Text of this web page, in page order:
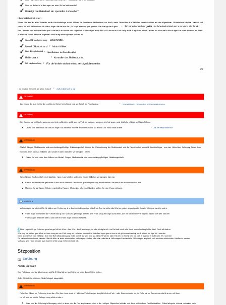
Motor Kühler.
ÿ
Reifendruck
Motorkühlmittelstand
ÿ
Vorsichtsmaßnahmen und ob die richtigen Betriebsmittel, Flüssigkeiten und geeigneten Werkzeuge verfügbar
sind, werden von entsprechend qualifizierten Fachkräften durchgeführt. Volkswagen empfiehlt, sich an einen Volkswagen Vertragshändler oder einen autorisierten Volkswagen Servicebetrieb zu wenden.
Waschflüssigkeitsstand
Fahrzeugbeleuchtung
Bremsflüssigkeitsstand
27
Stellen Sie sicher, dass die folgenden Punkte regelmäßig überprüft werden:
Spezifikationen der Bremsflüssigkeit.
Was sind die Anforderungen an eine Sicherheitsweste?
Waschmittel.
ÿ
Überprüft beim Laden
ÿ
Sicherheitsvorkehrungen für das Arbeiten im Haubenraum. Habe alle Arbeit
Benötigt das Reiseland ein spezielles Ladekabel?
Kontrolle des Reifendrucks.
ÿ
Für die Verkehrssicherheit notwendige Scheinwerfer:
Führen Sie niemals selbst Arbeiten an der Hochvoltanlage durch! Führen Sie Arbeiten im Haubenraum nur durch, wenn Sie mit den erforderlichen Arbeitsschritten und den allgemeinen Sicherheitsvorschriften vertraut sind
Einführung
Alkohol, Drogen, Medikamente und verschreibungspflichtige Betäubungsmittel können die Wahrnehmung, die Reaktionszeit und die Fahrsicherheit erheblich beeinträchtigen, was zum Verlust des Fahrzeugs führen kann
Volkswagen empfiehlt die Verwendung von Volkswagen Originalteilen bzw. Volkswagen Originalzubehör, die Sie bei einem Vertragshändler erwerben können
Lesen und beachten Sie die wichtigen Sicherheitshinweise zum Beifahrer-Frontairbag
ÿ
ÿ
BEACHTEN
Informationen zum Lampenwechsel
Lesen und beachten Sie die wichtigen Sicherheitshinweise zum Hochvoltsystem und zur Hochvoltbatterie
Beachten Sie stets die geltenden Fahrvorschriften und Geschwindigkeitsbegrenzungen und denken Sie beim Fahren vorausschauend.
Für weitere Informationen wenden Sie sich bitte an einen autorisierten Volkswagen-Händler oder eine autorisierte Volkswagen-Servicestelle. Volkswagen empfiehlt, sich an einen autorisierten Händler zu wenden
Unfall und wenn die Airbags ausgelöst werden.
GEFAHR
WARNUNG
Wartungsarbeiten gemäß den Anweisungen von Volkswagen. Unter extremen Betriebsbedingungen müssen möglicherweise einige Arbeiten durchgeführt werden
WARNUNG
Sicherheitshinweise zur Verwendung von Kinderrückhaltesystemen.
Kontrolle. Dies kann zu Unfällen und schweren oder tödlichen Verletzungen führen.
Volkswagen-Händler oder autorisierter Volkswagen Servicebetrieb.
Machen Sie auf langen Fahrten regelmäßig Pausen. Mindestens alle zwei Stunden sollten Sie eine Pause einlegen.
Volkswagen-Händler oder autorisierter Volkswagen Servicebetrieb.
Das Fahrzeug verfügt über insgesamt fünf Sitzplätze: zwei Sitze vorne und drei Sitze hinten.
Bevor sich das Fahrzeug in Bewegung setzt, müssen sich alle Fahrzeuginsassen stets in der richtigen Sitzposition befinden und diese während der Fahrt beibehalten. Sicherheitsgurte müssen vorhanden sein
GEFAHR
WARNUNG
Die Spannung im Hochspannungsnetz ist gefährlich und kann zu Verbrennungen, anderen Verletzungen und tödlichen Stromschlägen führen.
Wenn Sie den Straßenverkehr nicht beachten, kann es zu Unfällen und schweren oder tödlichen Verletzungen kommen.
Der nächste Service ist fällig. Extreme Betriebsbedingungen können häufiges „Stop-and-Go“-Fahren oder Fahren in Bereichen mit viel Staub in der Luft sein. Für weitere
Volkswagen haftet nicht für Schäden am Fahrzeug, die durch minderwertigen Kraftstoff, unzureichende Wartung oder ungeeignete Ersatzteile verursacht werden.
Falsches Sitzen im Fahrzeug kann das Risiko schwerer oder tödlicher Verletzungen bei plötzlichen Fahr- oder Bremsmanövern, im Falle eines Zusammenstoßes usw. erhöhen
Außenbeleuchtung.
Sicherheitshinweise.
ÿ
Fahren Sie nicht unter dem Einfluss von Alkohol, Drogen, Medikamenten oder verschreibungspflichtigen Betäubungsmitteln.
Eine regelmäßige Fahrzeugwartung erhält nicht nur den Wert des Fahrzeugs, sondern trägt auch zur Betriebssicherheit und Verkehrstauglichkeit bei. Deshalb haben
Jeder Sitzplatz ist mit einem Sicherheitsgurt ausgestattet.
Anzahl Sitzplätze
Sitzposition